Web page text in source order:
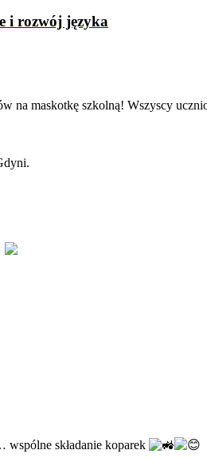
i rozwój języka
na maskotkę szkolną! Wszyscy
wspólne składanie koparek